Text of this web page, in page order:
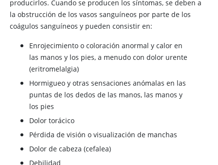
producirlos. Cuando se producen los síntomas, se deben a
la obstrucción de los vasos sanguíneos por parte de los
coágulos sanguíneos y pueden consistir en:
Enrojecimiento o coloración anormal y calor en
las manos y los pies, a menudo con dolor urente
(eritromelalgia)
Hormigueo y otras sensaciones anómalas en las
puntas de los dedos de las manos, las manos y
los pies
Dolor torácico
Pérdida de visión o visualización de manchas
Dolor de cabeza (cefalea)
Debilidad